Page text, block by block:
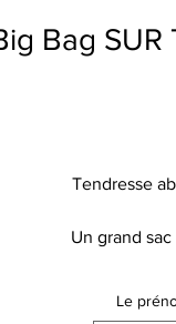
Bag SUR
Tendresse
Un grand
vous de le
Le